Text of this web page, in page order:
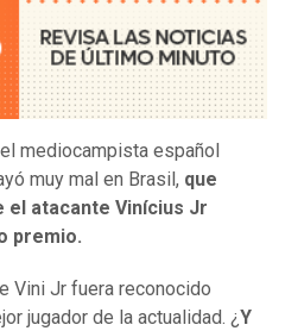
mediocampista español
muy mal en Brasil, que
el atacante Vinícius Jr
premio.
Vini Jr fuera reconocido
jugador de la actualidad. ¿Y